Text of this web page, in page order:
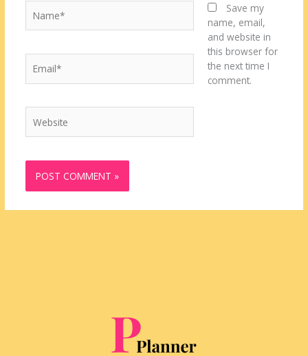
Save my
name, email,
and website in
this browser for
the next time I
comment.